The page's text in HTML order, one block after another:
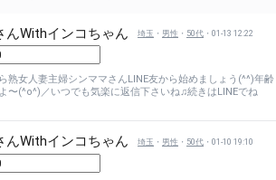
んWithインコちゃん 埼玉 ・ 男性 ・ 50代 ・01-13 12:22
熟女人妻主婦シンママさんLINE友から始めましょう(^^)年齢
〜(^o^)／いつでも気楽に返信下さいね♫続きはLINEでね
んWithインコちゃん 埼玉 ・ 男性 ・ 50代 ・01-10 19:10